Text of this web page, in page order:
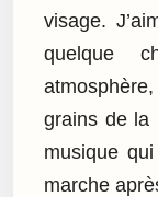
visage.
quelque
grains de la
musique
marche